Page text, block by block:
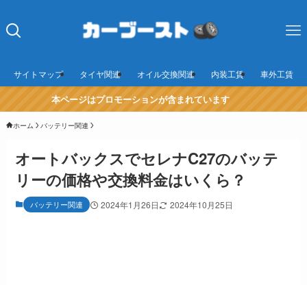
サイトマップ タイヤ関連 オイル交換関連 内装工賃 車外工賃
本ページはプロモーションが含まれています
ホーム バッテリー関連
オートバックスでセレナC27のバッテ
リーの価格や交換料金はいくら？
バッテリー関連 2024年1月26日 2024年10月25日